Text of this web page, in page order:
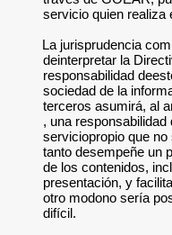
servicio quien realiza
La jurisprudencia
deinterpretar la
responsabilidad
sociedad de la
terceros asumirá, al
, una
serviciopropio que
tanto desempeñe un
de los contenidos,
presentación, y
otro modono sería
difícil.